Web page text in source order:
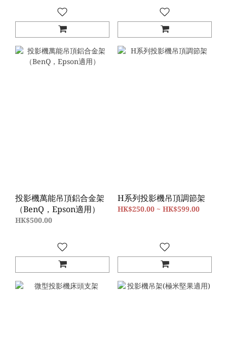
投影機萬能吊頂鋁合金架
（BenQ，Epson適用）
HK$500.00
H系列投影機吊頂調節架
HK$250.00 ~ HK$599.00